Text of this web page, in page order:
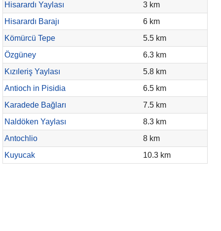
Hisarardı Yaylası
3 km
Hisarardı Barajı
6 km
Kömürcü Tepe
5.5 km
Özgüney
6.3 km
Kızıleriş Yaylası
5.8 km
Antioch in Pisidia
6.5 km
Karadede Bağları
7.5 km
Naldöken Yaylası
8.3 km
Antochlio
8 km
Kuyucak
10.3 km